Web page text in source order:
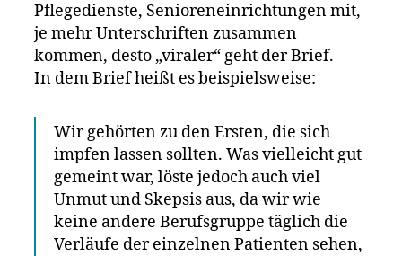
Pflegedienste, Senioreneinrichtungen mit,
je mehr Unterschriften zusammen
kommen, desto „viraler“ geht der Brief.
In dem Brief heißt es beispielsweise:
Wir gehörten zu den Ersten, die sich
impfen lassen sollten. Was vielleicht gut
gemeint war, löste jedoch auch viel
Unmut und Skepsis aus, da wir wie
keine andere Berufsgruppe täglich die
Verläufe der einzelnen Patienten sehen,